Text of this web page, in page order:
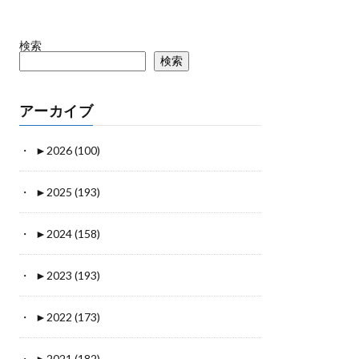
検索
検索
アーカイブ
► 2026 (100)
► 2025 (193)
► 2024 (158)
► 2023 (193)
► 2022 (173)